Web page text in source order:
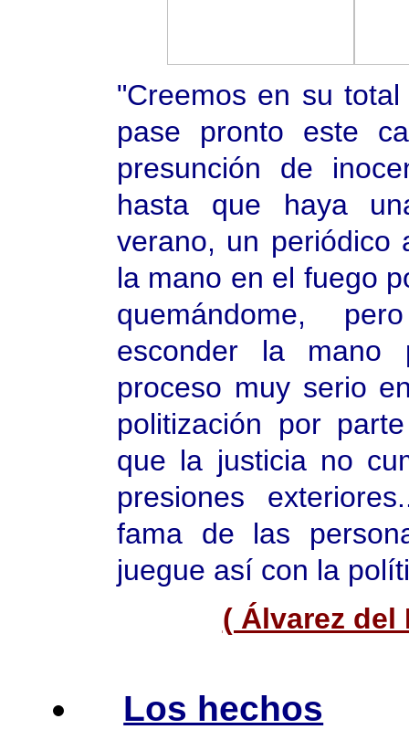
"Creemos en su
pase pronto este
presunción de
hasta que haya
verano, un periódico
la mano en el fuego
quemándome,
esconder la mano
proceso muy serio
politización por
que la justicia no
presiones
fama de las
juegue así con la
( Álvarez del
Los hechos